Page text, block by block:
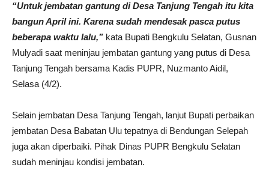
“Untuk jembatan gantung di Desa Tanjung Tengah itu kita
bangun April ini. Karena sudah mendesak pasca putus
beberapa waktu lalu,” kata Bupati Bengkulu Selatan, Gusnan
Mulyadi saat meninjau jembatan gantung yang putus di Desa
Tanjung Tengah bersama Kadis PUPR, Nuzmanto Aidil,
Selasa (4/2).
Selain jembatan Desa Tanjung Tengah, lanjut Bupati perbaikan
jembatan Desa Babatan Ulu tepatnya di Bendungan Selepah
juga akan diperbaiki. Pihak Dinas PUPR Bengkulu Selatan
sudah meninjau kondisi jembatan.